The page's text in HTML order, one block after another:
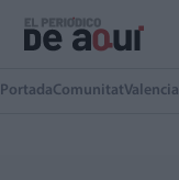
PortadaComunitatValencia